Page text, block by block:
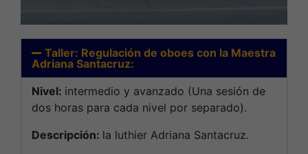
Taller: Regulación de oboes con la Maestra
Adriana Santacruz:
Nivel: intermedio y avanzado (Una sesión de
dos horas para cada nivel por separado).
Descripción: la luthier Adriana Santacruz.